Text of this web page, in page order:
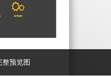
整预览图